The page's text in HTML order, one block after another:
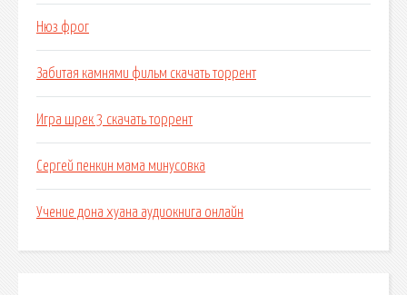
Нюз фрог
Забитая камнями фильм скачать торрент
Игра шрек 3 скачать торрент
Сергей пенкин мама минусовка
Учение дона хуана аудиокнига онлайн